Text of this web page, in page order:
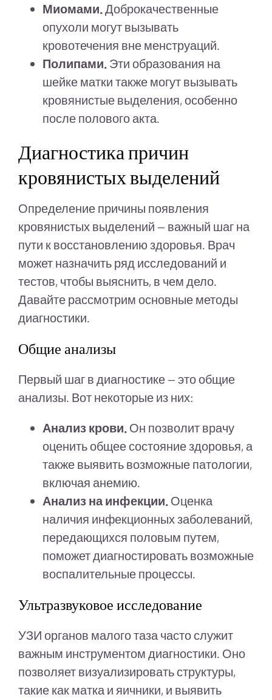
Миомами. Доброкачественные
опухоли могут вызывать
кровотечения вне менструаций.
Полипами. Эти образования на
шейке матки также могут вызывать
кровянистые выделения, особенно
после полового акта.
Диагностика причин
кровянистых выделений
Определение причины появления
кровянистых выделений — важный шаг на
пути к восстановлению здоровья. Врач
может назначить ряд исследований и
тестов, чтобы выяснить, в чем дело.
Давайте рассмотрим основные методы
диагностики.
Общие анализы
Первый шаг в диагностике — это общие
анализы. Вот некоторые из них:
Анализ крови. Он позволит врачу
оценить общее состояние здоровья, а
также выявить возможные патологии,
включая анемию.
Анализ на инфекции. Оценка
наличия инфекционных заболеваний,
передающихся половым путем,
поможет диагностировать возможные
воспалительные процессы.
Ультразвуковое исследование
УЗИ органов малого таза часто служит
важным инструментом диагностики. Оно
позволяет визуализировать структуры,
такие как матка и яичники, и выявить